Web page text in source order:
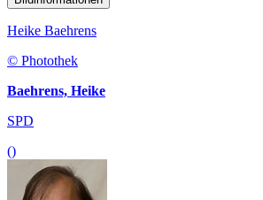
Heike Baehrens
© Photothek
Baehrens, Heike
SPD
()